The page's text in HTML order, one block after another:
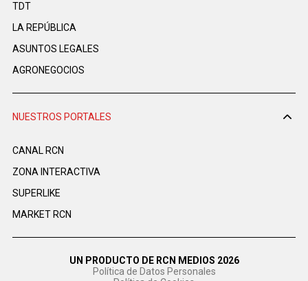
TDT
LA REPÚBLICA
ASUNTOS LEGALES
AGRONEGOCIOS
NUESTROS PORTALES
CANAL RCN
ZONA INTERACTIVA
SUPERLIKE
MARKET RCN
UN PRODUCTO DE RCN MEDIOS 2026
Política de Datos Personales